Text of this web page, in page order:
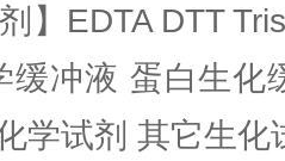
剂】EDTA DTT
缓冲液 蛋白生化
学试剂 其它生化